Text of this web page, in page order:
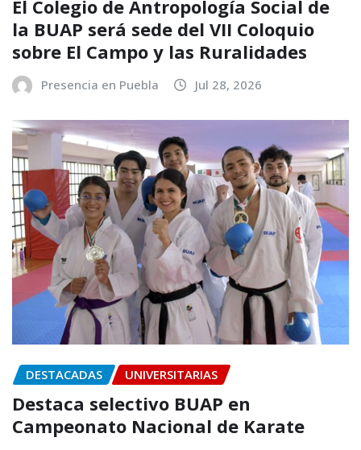
El Colegio de Antropología Social de
la BUAP será sede del VII Coloquio
sobre El Campo y las Ruralidades
Presencia en Puebla Jul 28, 2026
DESTACADAS UNIVERSITARIAS
Destaca selectivo BUAP en
Campeonato Nacional de Karate